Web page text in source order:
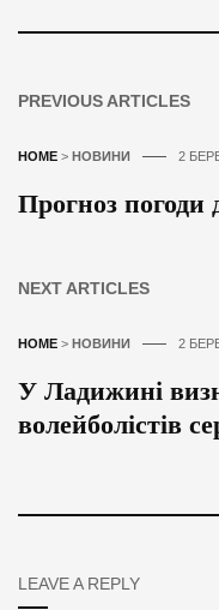
PREVIOUS ARTICLES
HOME > НОВИНИ 2
Прогноз
NEXT ARTICLES
HOME > НОВИНИ 2
У Ладижині
волейболістів
LEAVE A REPLY